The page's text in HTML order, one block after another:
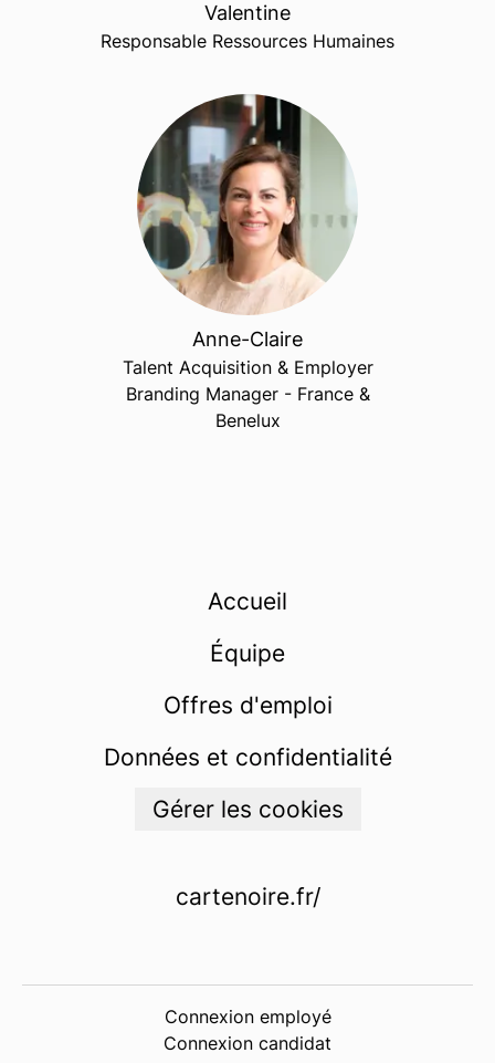
Valentine
Responsable Ressources Humaines
Anne-Claire
Talent Acquisition & Employer
Branding Manager - France &
Benelux
Accueil
Équipe
Offres d'emploi
Données et confidentialité
Gérer les cookies
cartenoire.fr/
Connexion employé
Connexion candidat